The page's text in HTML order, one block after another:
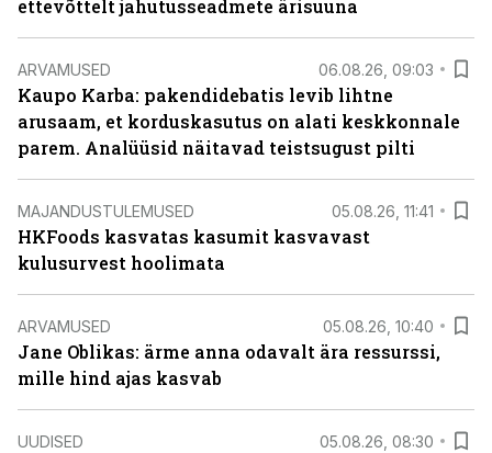
ettevõttelt jahutusseadmete ärisuuna
ARVAMUSED 06.08.26, 09:03
Kaupo Karba: pakendidebatis levib lihtne
arusaam, et korduskasutus on alati keskkonnale
parem. Analüüsid näitavad teistsugust pilti
MAJANDUSTULEMUSED 05.08.26, 11:41
HKFoods kasvatas kasumit kasvavast
kulusurvest hoolimata
ARVAMUSED 05.08.26, 10:40
Jane Oblikas: ärme anna odavalt ära ressurssi,
mille hind ajas kasvab
UUDISED 05.08.26, 08:30